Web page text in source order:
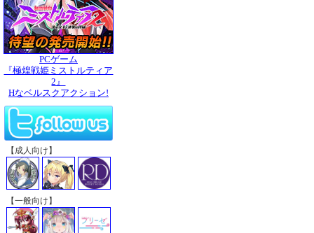
PCゲーム
『極煌戦姫ミストルティア
2』
Hなベルスクアクション!
【成人向け】
【一般向け】